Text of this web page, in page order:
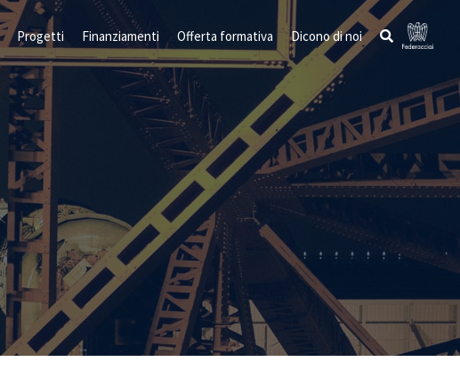
Progetti Finanziamenti Offerta formativa Dicono di noi